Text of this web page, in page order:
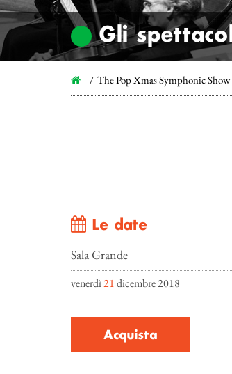
Gli
The Pop Xmas Symphonic
Le date
Sala Grande
venerdì21dicembre 2018
Acquista